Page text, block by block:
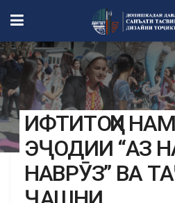
ИФТИТОҲИ
ЭҶОДИИ “АЗ
НАВРӮЗ” ВА